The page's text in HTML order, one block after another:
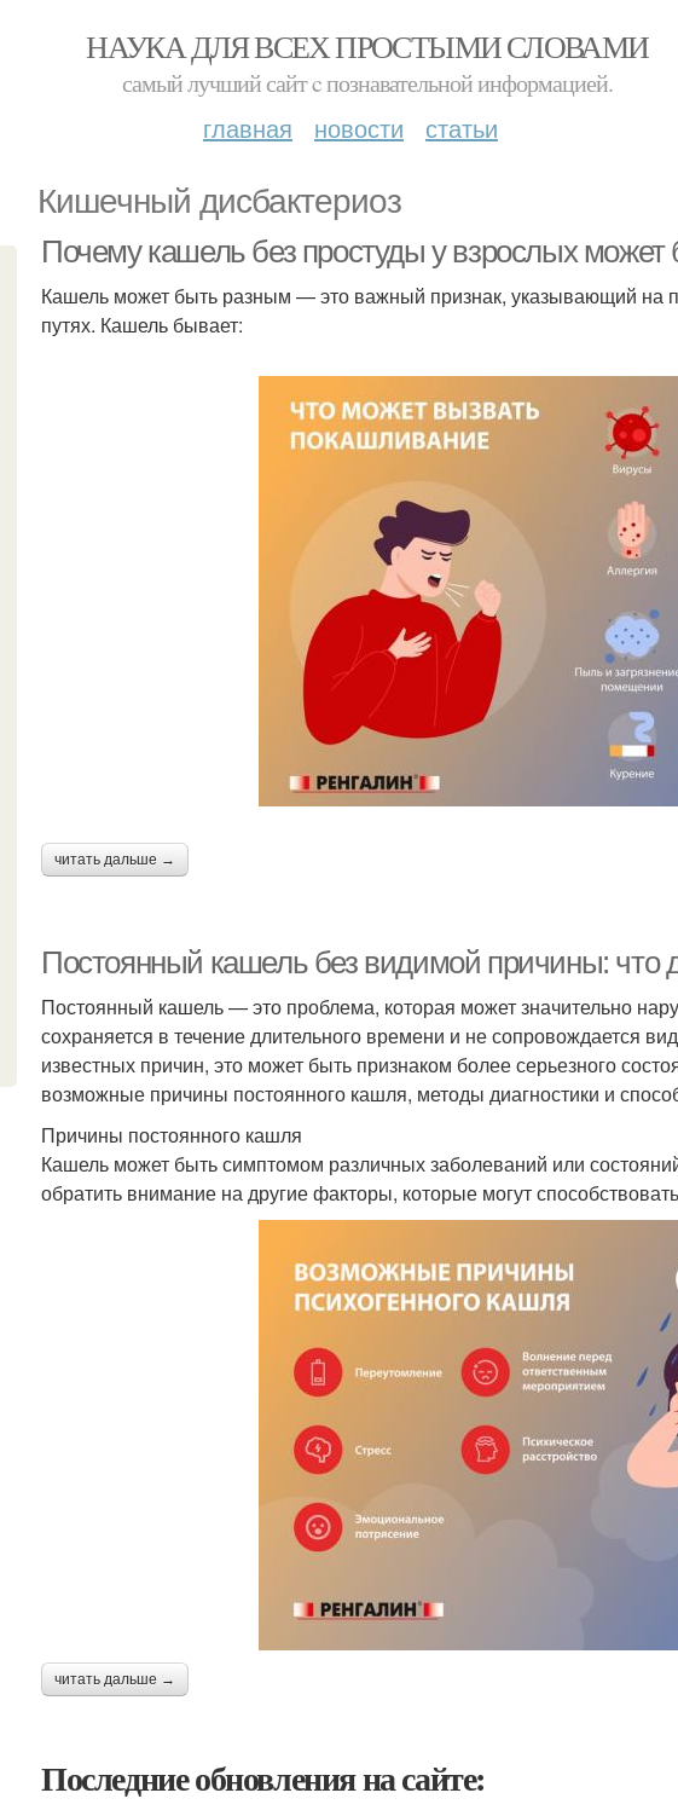
НАУКА ДЛЯ ВСЕХ ПРОСТЫМИ СЛОВАМИ
самый лучший сайт c познавательной информацией.
главная новости статьи
Кишечный дисбактериоз
Почему кашель без простуды у взрослых может
Кашель может быть разным — это важный признак, указывающий на
путях. Кашель бывает:
читать дальше →
Постоянный кашель без видимой причины: что
Постоянный кашель — это проблема, которая может значительно
сохраняется в течение длительного времени и не сопровождается
известных причин, это может быть признаком более серьезного
возможные причины постоянного кашля, методы диагностики и
Причины постоянного кашля
Кашель может быть симптомом различных заболеваний или
обратить внимание на другие факторы, которые могут
читать дальше →
Последние обновления на сайте: